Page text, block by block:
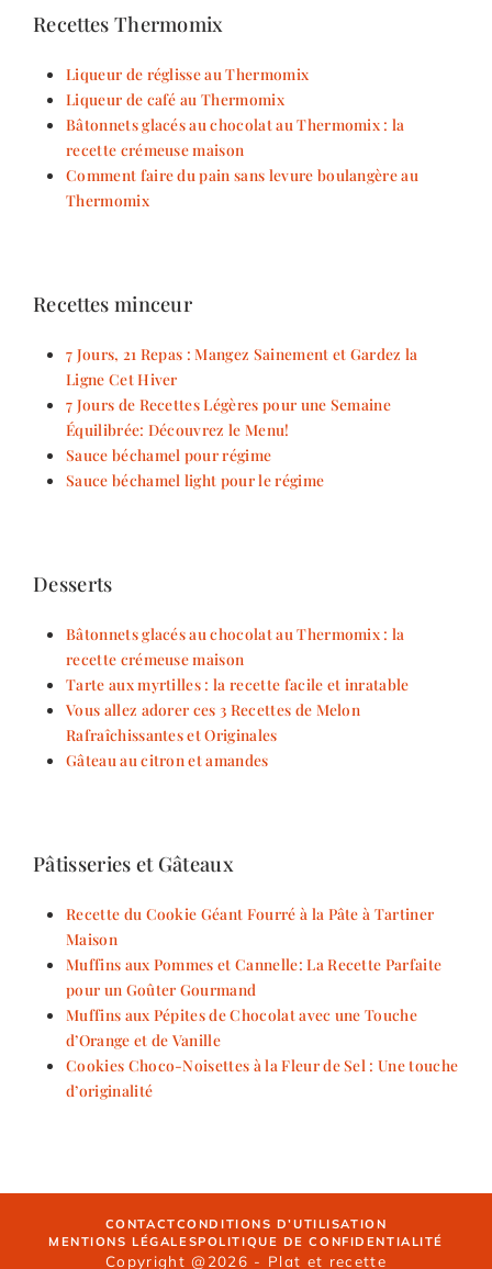
Recettes Thermomix
Liqueur de réglisse au Thermomix
Liqueur de café au Thermomix
Bâtonnets glacés au chocolat au Thermomix : la
recette crémeuse maison
Comment faire du pain sans levure boulangère au
Thermomix
Recettes minceur
7 Jours, 21 Repas : Mangez Sainement et Gardez la
Ligne Cet Hiver
7 Jours de Recettes Légères pour une Semaine
Équilibrée: Découvrez le Menu!
Sauce béchamel pour régime
Sauce béchamel light pour le régime
Desserts
Bâtonnets glacés au chocolat au Thermomix : la
recette crémeuse maison
Tarte aux myrtilles : la recette facile et inratable
Vous allez adorer ces 3 Recettes de Melon
Rafraîchissantes et Originales
Gâteau au citron et amandes
Pâtisseries et Gâteaux
Recette du Cookie Géant Fourré à la Pâte à Tartiner
Maison
Muffins aux Pommes et Cannelle: La Recette Parfaite
pour un Goûter Gourmand
Muffins aux Pépites de Chocolat avec une Touche
d’Orange et de Vanille
Cookies Choco-Noisettes à la Fleur de Sel : Une touche
d’originalité
CONTACTCONDITIONS D’UTILISATION
MENTIONS LÉGALESPOLITIQUE DE CONFIDENTIALITÉ
Copyright @2026 - Plat et recette